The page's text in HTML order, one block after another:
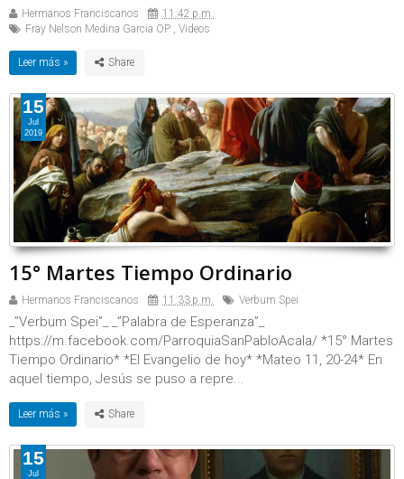
Hermanos Franciscanos
11:42 p.m.
Fray Nelson Medina Garcia OP , Videos
Leer más »
15° Martes Tiempo Ordinario
Hermanos Franciscanos 11:33 p.m. Verbum Spei
_”Verbum Spei”_ _”Palabra de Esperanza”_
https://m.facebook.com/ParroquiaSanPabloAcala/ *15° Martes
Tiempo Ordinario* *El Evangelio de hoy* *Mateo 11, 20-24* En
aquel tiempo, Jesús se puso a repre...
Leer más »
15
Jul
2019
15
Jul